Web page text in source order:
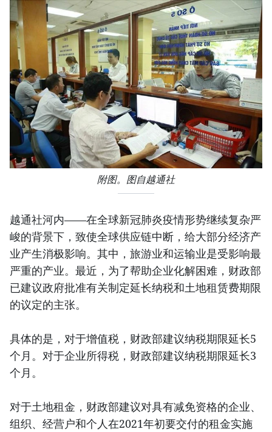
附图。图自越通社
越通社河内——在全球新冠肺炎疫情形势继续复杂严
峻的背景下，致使全球供应链中断，给大部分经济产
业产生消极影响。其中，旅游业和运输业是受影响最
严重的产业。最近，为了帮助企业化解困难，财政部
已建议政府批准有关制定延长纳税和土地租赁费期限
的议定的主张。
具体的是，对于增值税，财政部建议纳税期限延长5
个月。对于企业所得税，财政部建议纳税期限延长3
个月。
对于土地租金，财政部建议对具有减免资格的企业、
组织、经营户和个人在2021年初要交付的租金实施